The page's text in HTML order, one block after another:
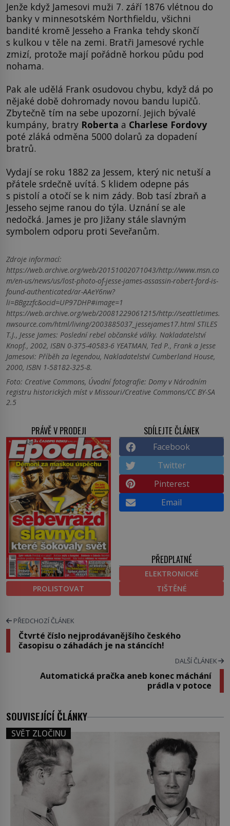
Jenže když Jamesovi muži 7. září 1876 vlétnou do
banky v minnesotském Northfieldu, všichni
bandité kromě Jesseho a Franka tehdy skončí
s kulkou v těle na zemi. Bratři Jamesové rychle
zmizí, protože mají pořádně horkou půdu pod
nohama.
Pak ale udělá Frank osudovou chybu, když dá po
nějaké době dohromady novou bandu lupičů.
Zbytečně tím na sebe upozorní. Jejich bývalé
kumpány, bratry Roberta a Charlese Fordovy
poté zláká odměna 5000 dolarů za dopadení
bratrů.
Vydají se roku 1882 za Jessem, který nic netuší a
přátele srdečně uvítá. S klidem odepne pás
s pistolí a otočí se k nim zády. Bob tasí zbraň a
Jesseho sejme ranou do týla. Uznání se ale
nedočká. James je pro Jižany stále slavným
symbolem odporu proti Seveřanům.
Zdroje informací:
https://web.archive.org/web/20151002071043/http://www.msn.co
m/en-us/news/us/lost-photo-of-jesse-james-assassin-robert-ford-is-
found-authenticated/ar-AAeY6nw?
li=BBgzzfc&ocid=UP97DHP#image=1
https://web.archive.org/web/20081229061215/http://seattletimes.
nwsource.com/html/living/2003885037_jessejames17.html STILES
T.J., Jesse James: Poslední rebel občanské války. Nakladatelství
Knopf., 2002, ISBN 0-375-40583-6 YEATMAN, Ted P., Frank a Jesse
Jamesovi: Příběh za legendou, Nakladatelství Cumberland House,
2000, ISBN 1-58182-325-8.
Foto: Creative Commons, Úvodní fotografie: Domy v Národním
registru historických míst v Missouri/Creative Commons/CC BY-SA
2.5
PRÁVĚ V PRODEJI
PROLISTOVAT
SDÍLEJTE ČLÁNEK
Facebook
Twitter
Pinterest
Email
PŘEDPLATNÉ
ELEKTRONICKÉ
TIŠTĚNÉ
PŘEDCHOZÍ ČLÁNEK
Čtvrté číslo nejprodávanějšího českého
časopisu o záhadách je na stáncích!
DALŠÍ ČLÁNEK
Automatická pračka aneb konec máchání
prádla v potoce
SOUVISEJÍCÍ ČLÁNKY
SVĚT ZLOČINU